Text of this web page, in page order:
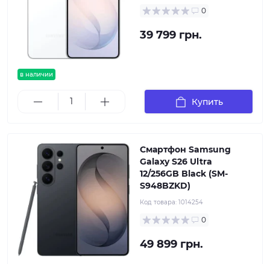
в наличии
0
39 799 грн.
Купить
Смартфон Samsung
Galaxy S26 Ultra
12/256GB Black (SM-
S948BZKD)
Код товара: 1014254
0
49 899 грн.